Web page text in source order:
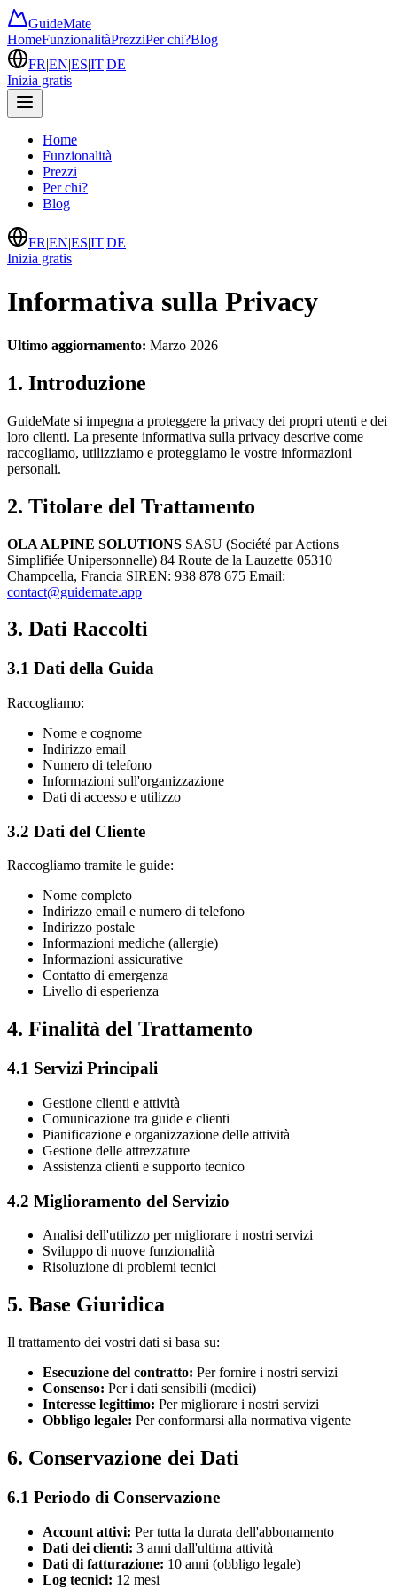
GuideMate
HomeFunzionalitàPrezziPer chi?Blog
FR|EN|ES|IT|DE
Inizia gratis
Home
Funzionalità
Prezzi
Per chi?
Blog
FR|EN|ES|IT|DE
Inizia gratis
Informativa sulla Privacy
Ultimo aggiornamento: Marzo 2026
1. Introduzione
GuideMate si impegna a proteggere la privacy dei propri utenti e dei
loro clienti. La presente informativa sulla privacy descrive come
raccogliamo, utilizziamo e proteggiamo le vostre informazioni
personali.
2. Titolare del Trattamento
OLA ALPINE SOLUTIONS SASU (Société par Actions
Simplifiée Unipersonnelle) 84 Route de la Lauzette 05310
Champcella, Francia SIREN: 938 878 675 Email:
contact@guidemate.app
3. Dati Raccolti
3.1 Dati della Guida
Raccogliamo:
Nome e cognome
Indirizzo email
Numero di telefono
Informazioni sull'organizzazione
Dati di accesso e utilizzo
3.2 Dati del Cliente
Raccogliamo tramite le guide:
Nome completo
Indirizzo email e numero di telefono
Indirizzo postale
Informazioni mediche (allergie)
Informazioni assicurative
Contatto di emergenza
Livello di esperienza
4. Finalità del Trattamento
4.1 Servizi Principali
Gestione clienti e attività
Comunicazione tra guide e clienti
Pianificazione e organizzazione delle attività
Gestione delle attrezzature
Assistenza clienti e supporto tecnico
4.2 Miglioramento del Servizio
Analisi dell'utilizzo per migliorare i nostri servizi
Sviluppo di nuove funzionalità
Risoluzione di problemi tecnici
5. Base Giuridica
Il trattamento dei vostri dati si basa su:
Esecuzione del contratto: Per fornire i nostri servizi
Consenso: Per i dati sensibili (medici)
Interesse legittimo: Per migliorare i nostri servizi
Obbligo legale: Per conformarsi alla normativa vigente
6. Conservazione dei Dati
6.1 Periodo di Conservazione
Account attivi: Per tutta la durata dell'abbonamento
Dati dei clienti: 3 anni dall'ultima attività
Dati di fatturazione: 10 anni (obbligo legale)
Log tecnici: 12 mesi